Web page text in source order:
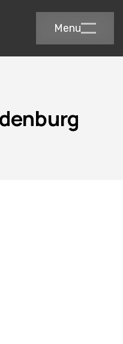
Menu